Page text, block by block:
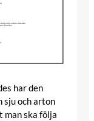
har den
sju och arton
man ska följa